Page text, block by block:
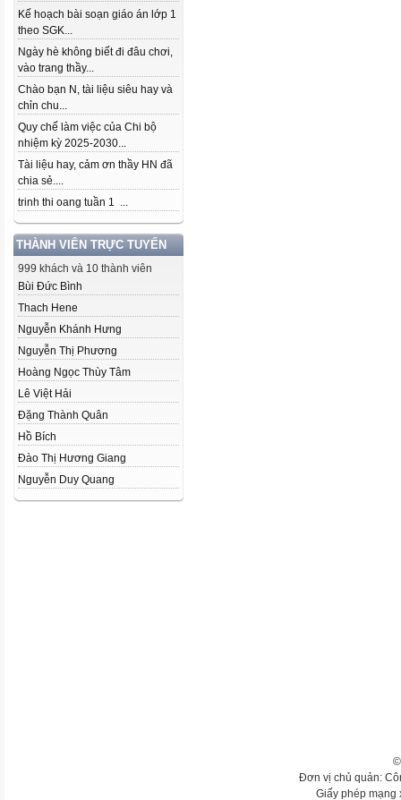
Kế hoạch bài soạn giáo án lớp 1
theo SGK...
Ngày hè không biết đi đâu chơi,
vào trang thầy...
Chào bạn N, tài liệu siêu hay và
chỉn chu...
Quy chế làm việc của Chi bộ
nhiệm kỳ 2025-2030...
Tài liệu hay, cảm ơn thầy HN đã
chia sẻ....
trinh thi oang tuần 1 ...
THÀNH VIÊN TRỰC TUYẾN
999 khách và 10 thành viên
Bùi Đức Bình
Thach Hene
Nguyễn Khánh Hưng
Nguyễn Thị Phương
Hoàng Ngọc Thùy Tâm
Lê Việt Hải
Đặng Thành Quân
Hồ Bích
Đào Thị Hương Giang
Nguyễn Duy Quang
Đơn vị chủ quản:
Giấy phép mạng